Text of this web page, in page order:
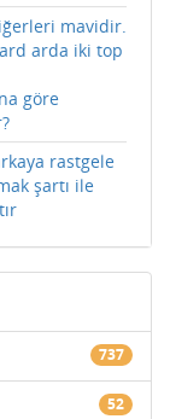
mavidir.
arda iki top
göre
rastgele
şartı ile
737
52